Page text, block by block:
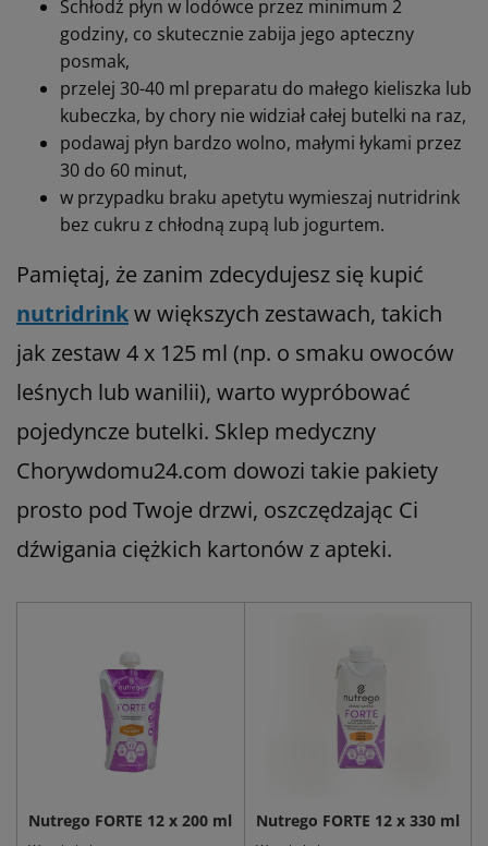
Schłodź płyn w lodówce przez minimum 2
godziny, co skutecznie zabija jego apteczny
posmak,
przelej 30-40 ml preparatu do małego kieliszka lub
kubeczka, by chory nie widział całej butelki na raz,
podawaj płyn bardzo wolno, małymi łykami przez
30 do 60 minut,
w przypadku braku apetytu wymieszaj nutridrink
bez cukru z chłodną zupą lub jogurtem.
Pamiętaj, że zanim zdecydujesz się kupić
nutridrinkw większych zestawach, takich
jak zestaw 4 x 125 ml (np. o smaku owoców
leśnych lub wanilii), warto wypróbować
pojedyncze butelki. Sklep medyczny
Chorywdomu24.com dowozi takie pakiety
prosto pod Twoje drzwi, oszczędzając Ci
dźwigania ciężkich kartonów z apteki.
Nutrego FORTE 12 x 200 ml Nutrego FORTE 12 x 330 ml